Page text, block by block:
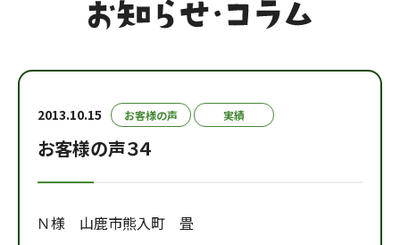
2013.10.15 お客様の声 実績
お客様の声３４
Ｎ様 山鹿市熊入町 畳